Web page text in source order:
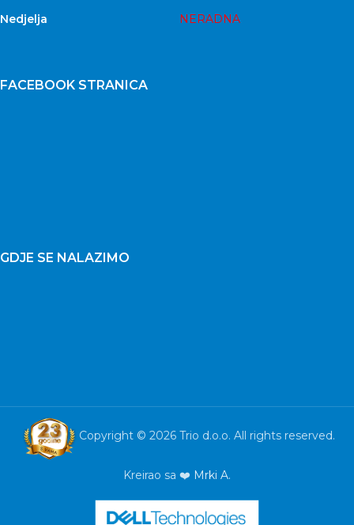
Nedjelja
NERADNA
FACEBOOK STRANICA
GDJE SE NALAZIMO
Copyright © 2026 Trio d.o.o. All rights reserved.
Kreirao sa ❤️ Mrki A.